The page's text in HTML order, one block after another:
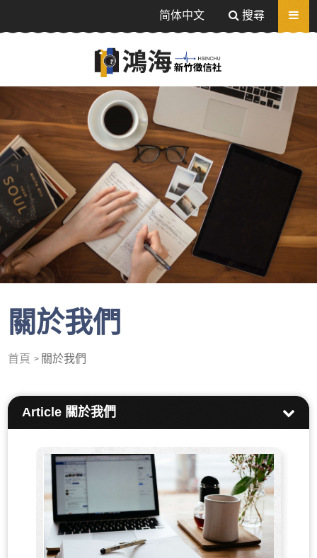
感情挽回、追蹤器定位-相信值得信任的徵信
送出
简体中文 搜尋
關於我們
首頁 關於我們
Article 關於我們